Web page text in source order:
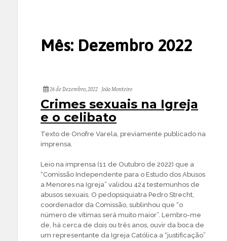
Mês: Dezembro 2022
26 de Dezembro, 2022 João Monteiro
Crimes sexuais na Igreja
e o celibato
Texto de Onofre Varela, previamente publicado na
imprensa.
Leio na imprensa (11 de Outubro de 2022) que a
“Comissão Independente para o Estudo dos Abusos
a Menores na Igreja” validou 424 testemunhos de
abusos sexuais. O pedopsiquiatra Pedro Strecht,
coordenador da Comissão, sublinhou que “o
número de vítimas será muito maior”. Lembro-me
de, há cerca de dois ou três anos, ouvir da boca de
um representante da Igreja Católica a “justificação”